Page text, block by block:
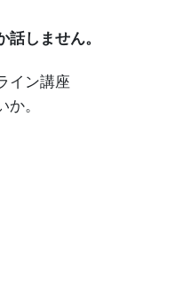
しません。
イン講座
。